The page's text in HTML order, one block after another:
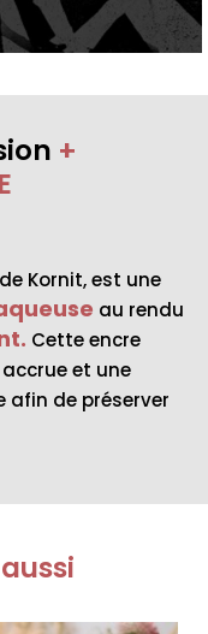
+
Kornit, est une
au rendu
Cette encre
accrue et une
de préserver